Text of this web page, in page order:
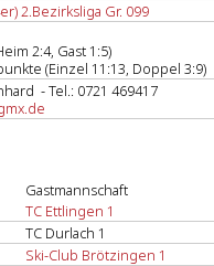
2.Bezirksliga Gr. 099
2:4, Gast 1:5)
(Einzel 11:13, Doppel 3:9)
- Tel.: 0721 469417
Gastmannschaft
TC Ettlingen 1
TC Durlach 1
Ski-Club Brötzingen 1